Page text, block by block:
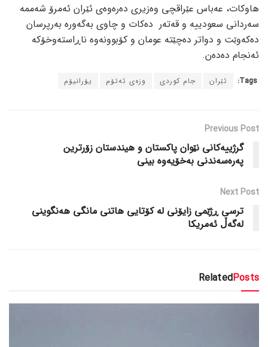
هاوکات، عەباس عێراقچی وەزیری دەرەوەى ئێران ئەمرۆ شەممە
سەردانى سعودییە و قەتەر دەکات و چاوى بەگەورە بەرپرسان
دەکەوێت و دواتر دەچێتە عومان و کۆبوونەوە ناڕاستەوخۆکە
ئەنجام دەدەن.
Tags: ئێران جام کوردی وزەی ئەتۆم یۆرانیۆم
Previous Post
گرژییەکانى نێوان پاکستان و هیندستان زۆرترین
پەرەسەندنى بەخۆیەوە بینى
Next Post
ترسی ڕژێمی زایۆنی لە کۆتایی هاتنى مانگی هەنگوینى
لەگەڵ ئەمریکا
RelatedPosts